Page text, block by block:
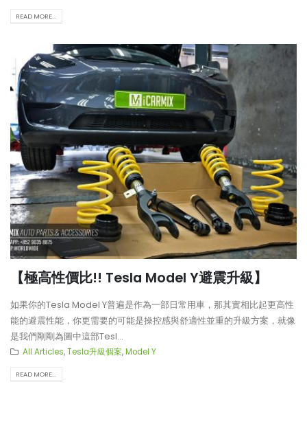
READ MORE...
【極高性價比!! Tesla Model Y避震升級】
如果你的Tesla Model Y普遍是作為一部日常用車，那其實相比起更高性
能的避震性能，你更需要的可能是操控感與舒適性並重的升級方案，就像
是我們剛剛為圖中這部Tesl...
All Articles,Tesla升級個案,Model Y
READ MORE...